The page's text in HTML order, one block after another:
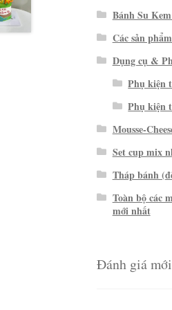
Bánh Su
Các sản
Dụng cụ &
Phụ kiện
Phụ kiện
Mousse-
Set cup mix
Tháp bánh
Toàn bộ các
mới nhất
Đánh giá